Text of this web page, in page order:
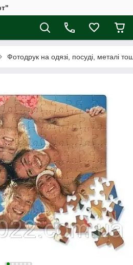
Фотодрук на одязі, посуді, металі